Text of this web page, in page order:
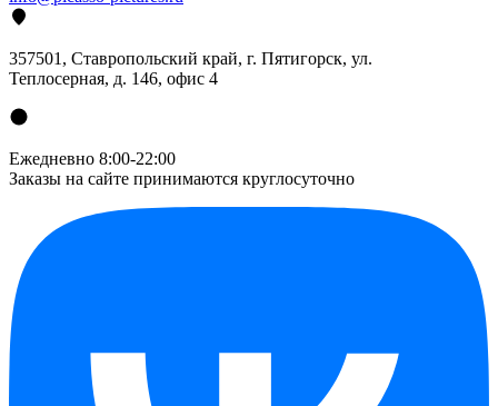
357501, Ставропольский край, г. Пятигорск, ул.
Теплосерная, д. 146, офис 4
Ежедневно 8:00-22:00
Заказы на сайте принимаются круглосуточно